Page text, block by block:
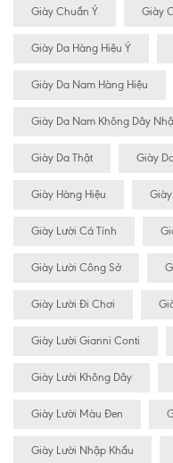
Giày Chuẩn Ý Giày
Giày Da Hàng Hiệu Ý
Giày Da Nam Hàng Hiệu
Giày Da Nam Không Dây
Giày Da Thật Giày
Giày Hàng Hiệu
Giày Lười Cá Tính
Giày Lười Công Sở
Giày Lười Đi Chơi
Giày Lười Gianni Conti
Giày Lười Không Dây
Giày Lười Màu Đen
Giày Lười Nhập Khẩu